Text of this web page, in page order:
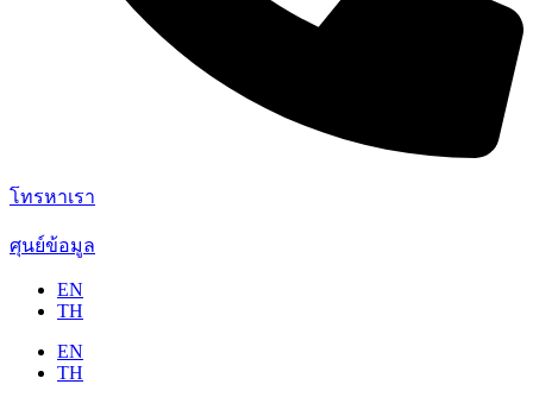
โทรหาเรา
ศุนย์ข้อมูล
EN
TH
EN
TH